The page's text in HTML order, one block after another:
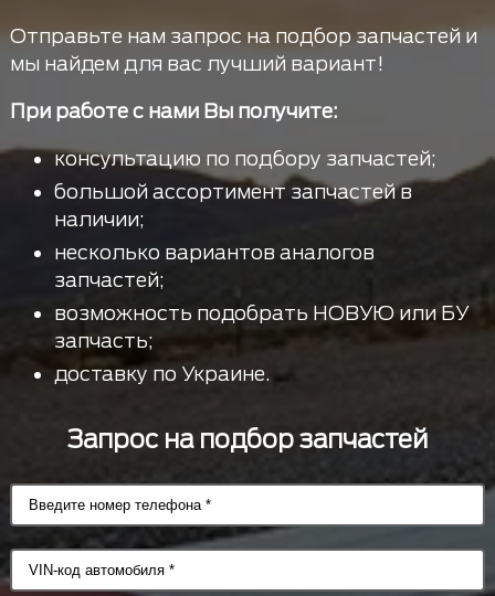
Отправьте нам запрос на подбор запчастей и
мы найдем для вас лучший вариант!
При работе с нами Вы получите:
консультацию по подбору запчастей;
большой ассортимент запчастей в
наличии;
несколько вариантов аналогов
запчастей;
возможность подобрать НОВУЮ или БУ
запчасть;
доставку по Украине.
Запрос на подбор запчастей